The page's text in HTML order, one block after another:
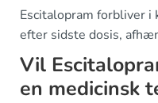
Escitalopram forbliver
efter sidste dosis,
Vil
en medicinsk